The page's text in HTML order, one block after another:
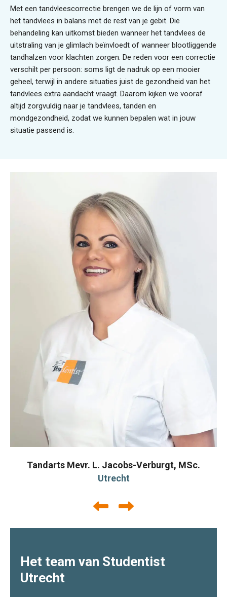
Met een tandvleescorrectie brengen we de lijn of vorm van
het tandvlees in balans met de rest van je gebit. Die
behandeling kan uitkomst bieden wanneer het tandvlees de
uitstraling van je glimlach beïnvloedt of wanneer blootliggende
tandhalzen voor klachten zorgen. De reden voor een correctie
verschilt per persoon: soms ligt de nadruk op een mooier
geheel, terwijl in andere situaties juist de gezondheid van het
tandvlees extra aandacht vraagt. Daarom kijken we vooraf
altijd zorgvuldig naar je tandvlees, tanden en
mondgezondheid, zodat we kunnen bepalen wat in jouw
situatie passend is.
Tandarts Mevr. L. Jacobs-Verburgt, MSc.
Utrecht
Het team van Studentist
Utrecht